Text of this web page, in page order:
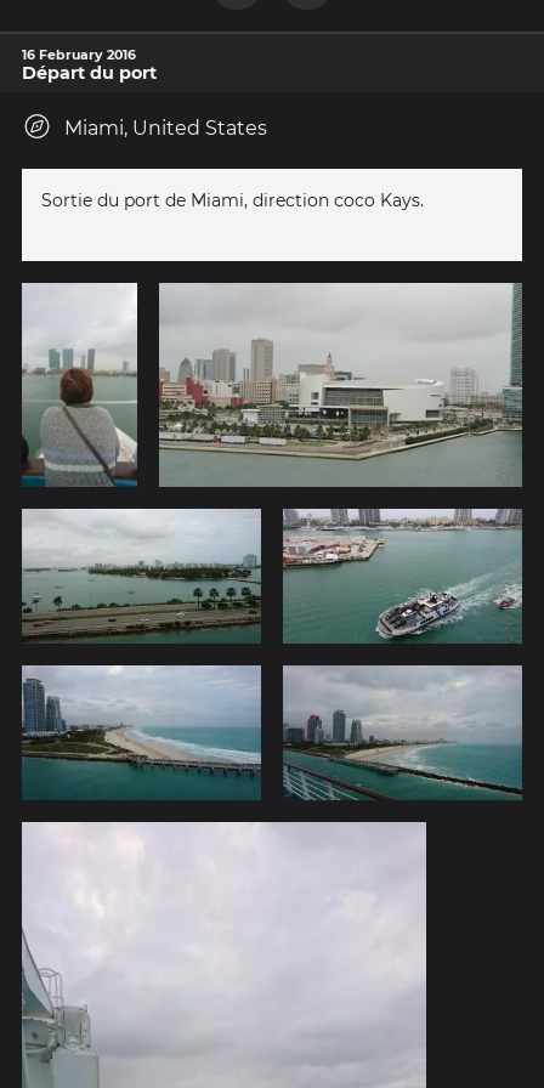
16 February 2016
Départ du port
Miami, United States
Sortie du port de Miami, direction coco Kays.